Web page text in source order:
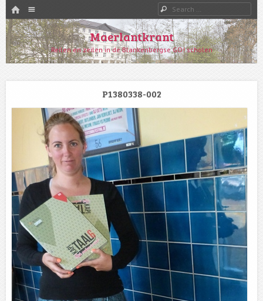
HOME
SKIP TO CONTENT
Search
Maerlantkrant
Reilen en zeilen in de Blankenbergse GO! scholen
P1380338-002